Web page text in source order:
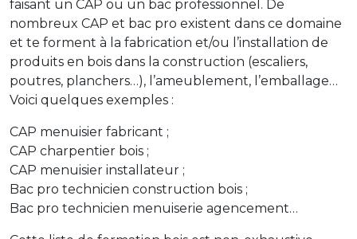
faisant un CAP ou un bac professionnel. De
nombreux CAP et bac pro existent dans ce domaine
et te forment à la fabrication et/ou l’installation de
produits en bois dans la construction (escaliers,
poutres, planchers…), l’ameublement, l’emballage…
Voici quelques exemples :
CAP menuisier fabricant ;
CAP charpentier bois ;
CAP menuisier installateur ;
Bac pro technicien construction bois ;
Bac pro technicien menuiserie agencement…